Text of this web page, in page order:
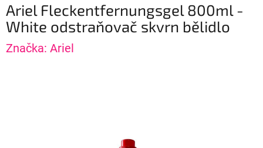
Ariel Fleckentfernungsgel 800ml -
White odstraňovač skvrn bělidlo
Značka: Ariel